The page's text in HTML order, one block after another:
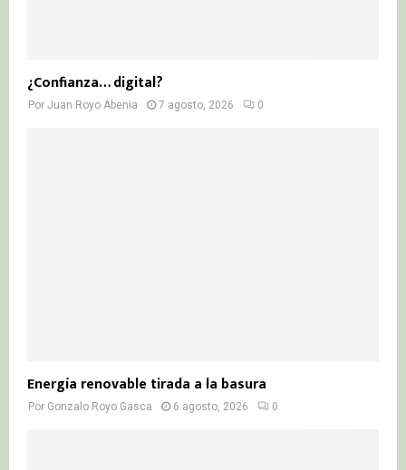
¿Confianza… digital?
Por Juan Royo Abenia 7 agosto, 2026 0
Energía renovable tirada a la basura
Por Gonzalo Royo Gasca 6 agosto, 2026 0